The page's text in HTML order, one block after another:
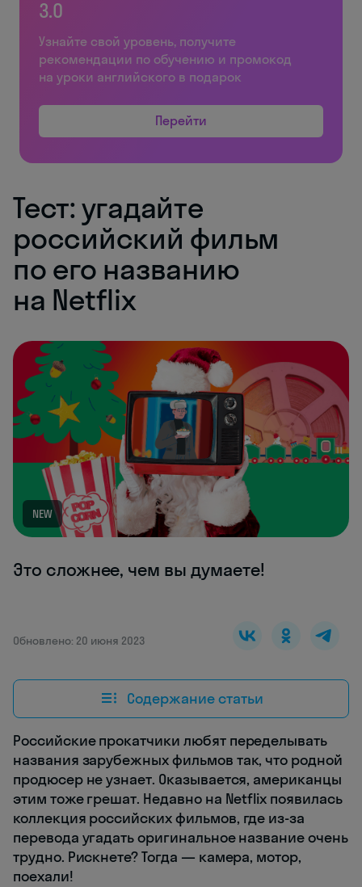
3.0
Узнайте свой уровень, получите
рекомендации по обучению и промокод
на уроки английского в подарок
Перейти
Тест: угадайте
российский фильм
по его названию
на Netflix
NEW
Это сложнее, чем вы думаете!
Обновлено: 20 июня 2023
Содержание статьи
Российские прокатчики любят переделывать
названия зарубежных фильмов так, что родной
продюсер не узнает. Оказывается, американцы
этим тоже грешат. Недавно на Netflix появилась
коллекция российских фильмов, где из-за
перевода угадать оригинальное название очень
трудно. Рискнете? Тогда — камера, мотор,
поехали!